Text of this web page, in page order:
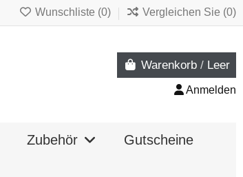
Wunschliste (0) Vergleichen Sie (0)
Warenkorb / Leer
Anmelden
Zubehör Gutscheine